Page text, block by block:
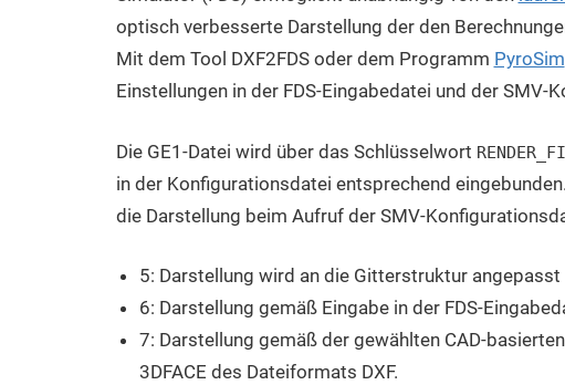
optisch verbesserte Darstellung der den
Mit dem Tool DXF2FDS oder dem Programm PyroSim
Einstellungen in der FDS-Eingabedatei und der
Die GE1-Datei wird über das Schlüsselwort
in der Konfigurationsdatei entsprechend
die Darstellung beim Aufruf der SMV-
5: Darstellung wird an die Gitterstruktur angepasst
6: Darstellung gemäß Eingabe in der FDS-
7: Darstellung gemäß der gewählten CAD-
3DFACE des Dateiformats DXF.